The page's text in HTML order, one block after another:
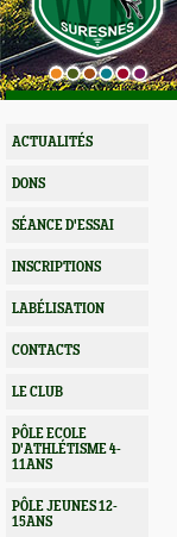
ACTUALITÉS
DONS
SÉANCE D'ESSAI
INSCRIPTIONS
LABÉLISATION
CONTACTS
LE CLUB
PÔLE ECOLE
D'ATHLÉTISME 4-
11ANS
PÔLE JEUNES 12-
15ANS